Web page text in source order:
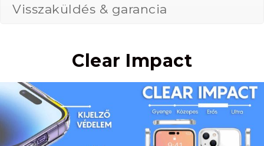
Visszaküldés & garancia
Clear Impact